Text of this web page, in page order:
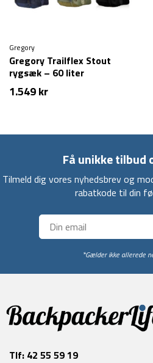
Gregory
Gregory Trailflex Stout
rygsæk – 60 liter
1.549kr
Få unikke tilbud
Tilmeld dig vores nyhedsbrev og
rabatkode til din
*Gælder ikke allerede
Tlf: 42 55 59 19